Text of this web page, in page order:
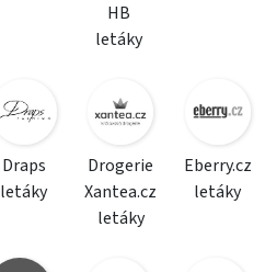
HB
letáky
Draps
letáky
Drogerie
Xantea.cz
letáky
Eberry.cz
letáky